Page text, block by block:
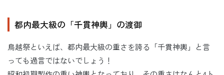
都内最大級の「千貫神輿」の渡御
鳥越祭といえば、都内最大級の重さを誇る「千貫神輿」と言
っても過言ではないでしょう！